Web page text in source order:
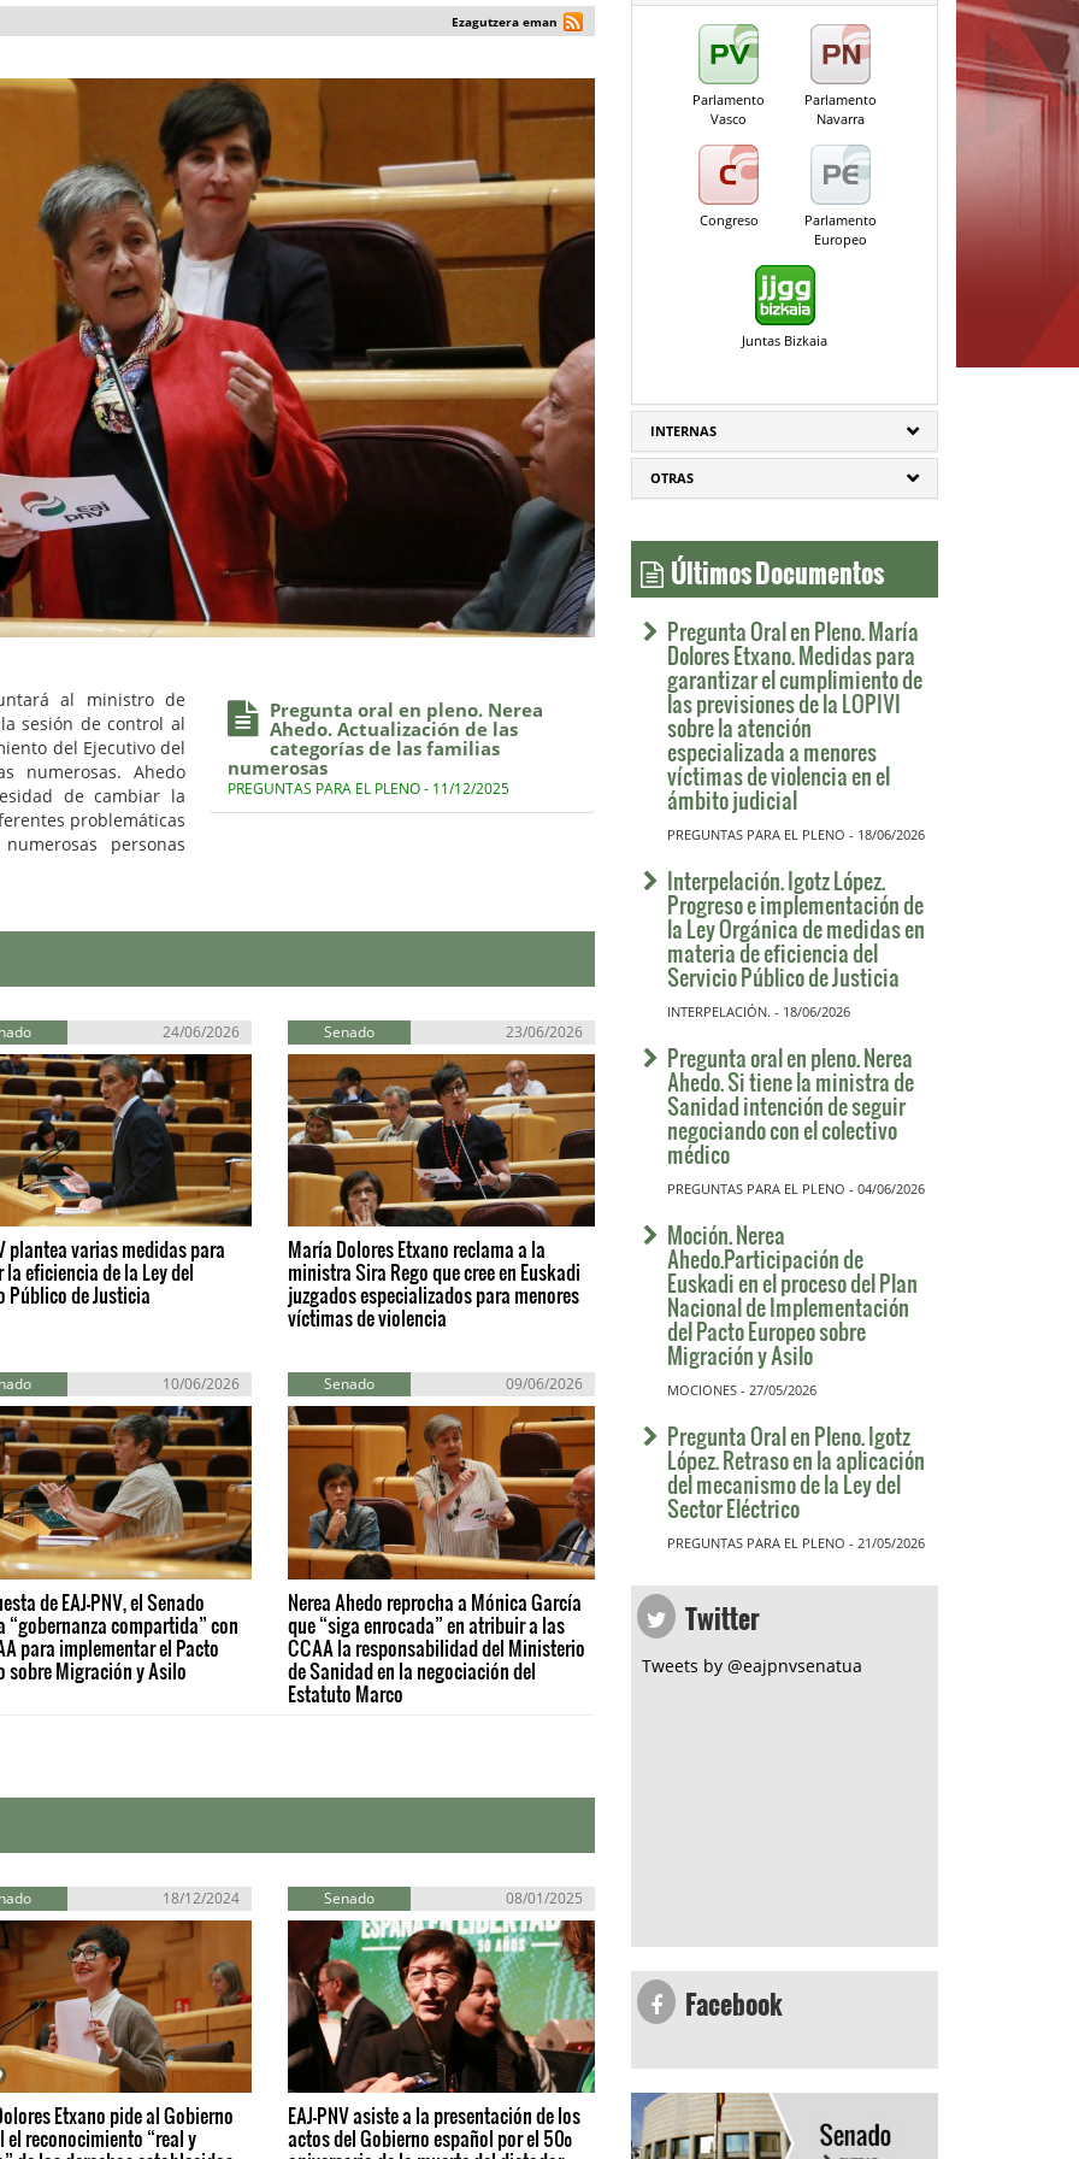
Ezagutzera eman
Pregunta oral en pleno. Nerea
Ahedo. Actualización de las
categorías de las familias
numerosas
PREGUNTAS PARA EL PLENO - 11/12/2025
al ministro de
sesión de control al
del Ejecutivo del
numerosas. Ahedo
de cambiar la
problemáticas
personas
24/06/2026
plantea varias medidas para
la eficiencia de la Ley del
Público de Justicia
Senado 23/06/2026
María Dolores Etxano reclama a la
ministra Sira Rego que cree en Euskadi
juzgados especializados para menores
víctimas de violencia
10/06/2026
de EAJ-PNV, el Senado
“gobernanza compartida” con
para implementar el Pacto
sobre Migración y Asilo
Senado 09/06/2026
Nerea Ahedo reprocha a Mónica García
que “siga enrocada” en atribuir a las
CCAA la responsabilidad del Ministerio
de Sanidad en la negociación del
Estatuto Marco
18/12/2024
Etxano pide al Gobierno
el reconocimiento “real y
Senado 08/01/2025
EAJ-PNV asiste a la presentación de los
actos del Gobierno español por el 50º
Parlamento
Vasco
Parlamento
Navarra
Congreso
Parlamento
Europeo
Juntas Bizkaia
INTERNAS
OTRAS
Últimos Documentos
Pregunta Oral en Pleno. María
Dolores Etxano. Medidas para
garantizar el cumplimiento de
las previsiones de la LOPIVI
sobre la atención
especializada a menores
víctimas de violencia en el
ámbito judicial
PREGUNTAS PARA EL PLENO - 18/06/2026
Interpelación. Igotz López.
Progreso e implementación de
la Ley Orgánica de medidas en
materia de eficiencia del
Servicio Público de Justicia
INTERPELACIÓN. - 18/06/2026
Pregunta oral en pleno. Nerea
Ahedo. Si tiene la ministra de
Sanidad intención de seguir
negociando con el colectivo
médico
PREGUNTAS PARA EL PLENO - 04/06/2026
Moción. Nerea
Ahedo.Participación de
Euskadi en el proceso del Plan
Nacional de Implementación
del Pacto Europeo sobre
Migración y Asilo
MOCIONES - 27/05/2026
Pregunta Oral en Pleno. Igotz
López. Retraso en la aplicación
del mecanismo de la Ley del
Sector Eléctrico
PREGUNTAS PARA EL PLENO - 21/05/2026
Twitter
Tweets by @eajpnvsenatua
Facebook